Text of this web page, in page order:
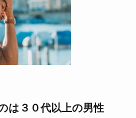
は３０代以上の男性